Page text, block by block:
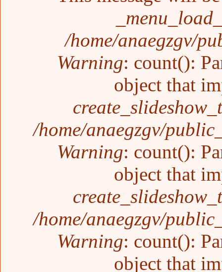
/home/anaegzgv/
Warning: count():
object that
/home/anaegzgv/
Warning: count():
object that
/home/anaegzgv/
Warning: count():
object that